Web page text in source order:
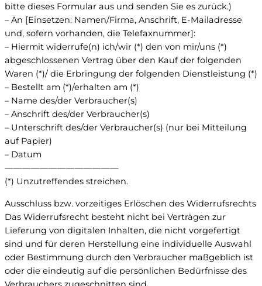
bitte dieses Formular aus und senden Sie es zurück.)
– An [Einsetzen: Namen/Firma, Anschrift, E-Mailadresse
und, sofern vorhanden, die Telefaxnummer]:
– Hiermit widerrufe(n) ich/wir (*) den von mir/uns (*)
abgeschlossenen Vertrag über den Kauf der folgenden
Waren (*)/ die Erbringung der folgenden Dienstleistung (*)
– Bestellt am (*)/erhalten am (*)
– Name des/der Verbraucher(s)
– Anschrift des/der Verbraucher(s)
– Unterschrift des/der Verbraucher(s) (nur bei Mitteilung
auf Papier)
– Datum
—————————————
(*) Unzutreffendes streichen.
Ausschluss bzw. vorzeitiges Erlöschen des Widerrufsrechts
Das Widerrufsrecht besteht nicht bei Verträgen zur
Lieferung von digitalen Inhalten, die nicht vorgefertigt
sind und für deren Herstellung eine individuelle Auswahl
oder Bestimmung durch den Verbraucher maßgeblich ist
oder die eindeutig auf die persönlichen Bedürfnisse des